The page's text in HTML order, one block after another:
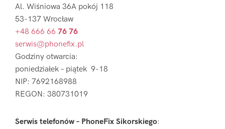
Al. Wiśniowa 36A pokój 118
53-137 Wrocław
+48 666 66 76 76
serwis@phonefix.pl
Godziny otwarcia:
poniedziałek – piątek 9-18
NIP: 7692168988
REGON: 380731019
Serwis telefonów – PhoneFix Sikorskiego: